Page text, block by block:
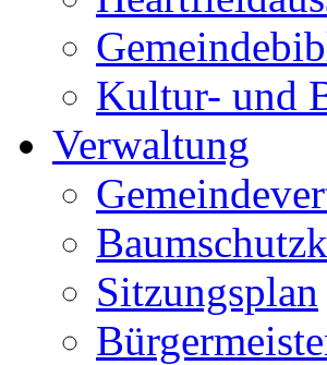
Kultur- und
Verwaltung
Sitzungsplan